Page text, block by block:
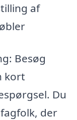
af
Besøg
kort
Du
der